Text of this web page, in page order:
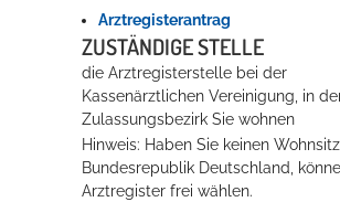
Konzerte, Tagungen und vieles mehr
Die Stadthalle Hockenheim bietet den
mehr dazu...
Arztregisterantrag
ZUSTÄNDIGE STELLE
die Arztregisterstelle bei der
Kassenärztlichen Vereinigung, in
Zulassungsbezirk Sie wohnen
Hinweis: Haben Sie keinen
Bundesrepublik Deutschland,
Arztregister frei wählen.